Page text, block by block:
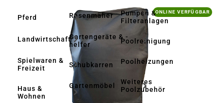
Pferd
Landwirtschaft
Spielwaren &
Freizeit
Haus &
Wohnen
Rasenmäher
Gartengeräte & -
helfer
Schubkarren
Gartenmöbel
Pumpen &
Filteranlagen
Poolreinigung
Poolheizungen
Weiteres
Poolzubehör
Bildergalerie überspringen ONLINE VERFÜGBAR